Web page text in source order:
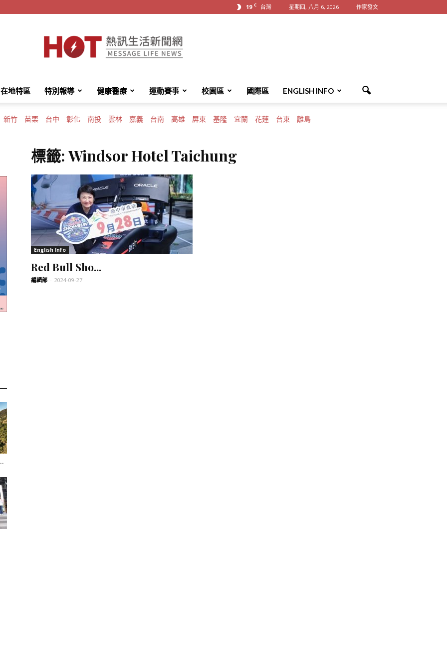
19 C 台灣 星期四, 八月 6, 2026 作家發文
HotMessage
熱
訊
在地特區 特別報導 健康醫療 運動賽事 校園區 國際區 ENGLISH INFO
新竹 苗栗 台中 彰化 南投 雲林 嘉義 台南 高雄 屏東 基隆 宜蘭 花蓮 台東 離島
標籤: Windsor Hotel Taichung
English Info
Red Bull Sho...
編輯部 - 2024-09-27